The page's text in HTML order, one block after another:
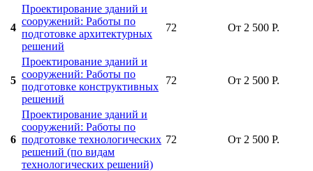
4
Проектирование зданий и
сооружений: Работы по
подготовке архитектурных
решений
72 От 2 500 Р.
5
Проектирование зданий и
сооружений: Работы по
подготовке конструктивных
решений
72 От 2 500 Р.
6
Проектирование зданий и
сооружений: Работы по
подготовке технологических
решений (по видам
технологических решений)
72 От 2 500 Р.